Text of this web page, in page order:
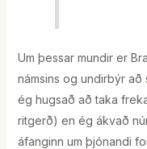
Um þessar mundir er
námsins og undirbýr að
ég hugsað að taka
ritgerð) en ég ákvað
áfanginn um þjónandi